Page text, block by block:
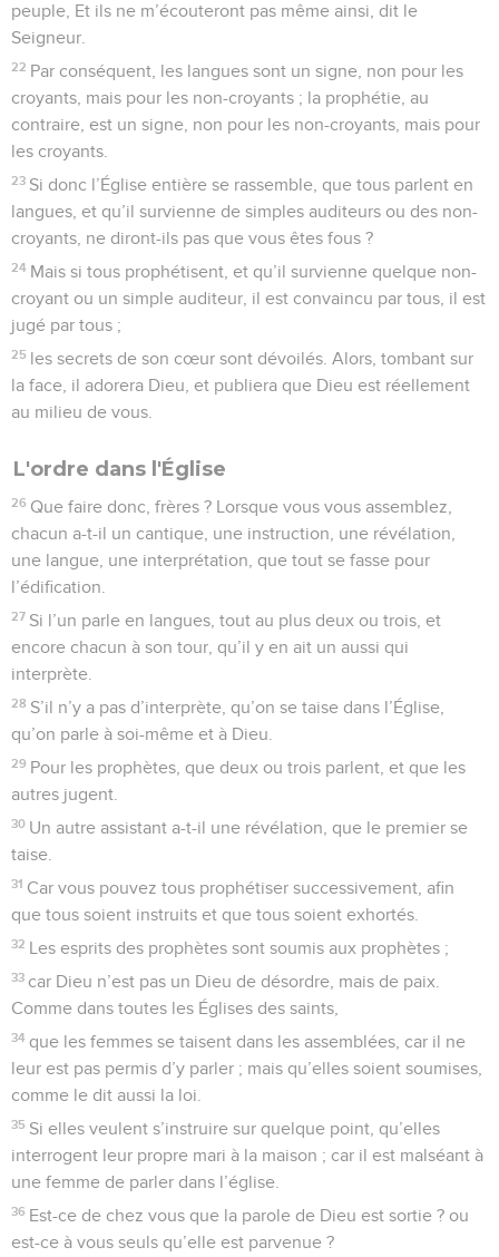
peuple, Et ils ne m’écouteront pas même ainsi, dit le
Seigneur.
22 Par conséquent, les langues sont un signe, non pour les
croyants, mais pour les non-croyants ; la prophétie, au
contraire, est un signe, non pour les non-croyants, mais pour
les croyants.
23 Si donc l’Église entière se rassemble, que tous parlent en
langues, et qu’il survienne de simples auditeurs ou des non-
croyants, ne diront-ils pas que vous êtes fous ?
24 Mais si tous prophétisent, et qu’il survienne quelque non-
croyant ou un simple auditeur, il est convaincu par tous, il est
jugé par tous ;
25 les secrets de son cœur sont dévoilés. Alors, tombant sur
la face, il adorera Dieu, et publiera que Dieu est réellement
au milieu de vous.
L'ordre dans l'Église
26 Que faire donc, frères ? Lorsque vous vous assemblez,
chacun a-t-il un cantique, une instruction, une révélation,
une langue, une interprétation, que tout se fasse pour
l’édification.
27 Si l’un parle en langues, tout au plus deux ou trois, et
encore chacun à son tour, qu’il y en ait un aussi qui
interprète.
28 S’il n’y a pas d’interprète, qu’on se taise dans l’Église,
qu’on parle à soi-même et à Dieu.
29 Pour les prophètes, que deux ou trois parlent, et que les
autres jugent.
30 Un autre assistant a-t-il une révélation, que le premier se
taise.
31 Car vous pouvez tous prophétiser successivement, afin
que tous soient instruits et que tous soient exhortés.
32 Les esprits des prophètes sont soumis aux prophètes ;
33 car Dieu n’est pas un Dieu de désordre, mais de paix.
Comme dans toutes les Églises des saints,
34 que les femmes se taisent dans les assemblées, car il ne
leur est pas permis d’y parler ; mais qu’elles soient soumises,
comme le dit aussi la loi.
35 Si elles veulent s’instruire sur quelque point, qu’elles
interrogent leur propre mari à la maison ; car il est malséant à
une femme de parler dans l’église.
36 Est-ce de chez vous que la parole de Dieu est sortie ? ou
est-ce à vous seuls qu’elle est parvenue ?